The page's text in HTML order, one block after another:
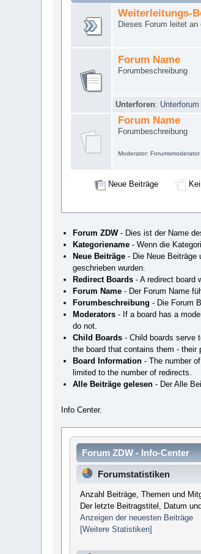
Weiterleitungs-
Dieses Forum leitet an
Forum Name
Forumbeschreibung
Unterforen: Unterforum
Forum Name
Forumbeschreibung
Moderator: Forumsmoderator
Neue Beiträge
Forum ZDW- Dies ist der Name
Kategoriename - Wenn die
Neue Beiträge - Die Neue Beiträge
geschrieben wurden.
Redirect Boards - A redirect board
Forum Name - Der Forum Name
Forumbeschreibung - Die Forum
Moderators - If a board has a
do not.
Child Boards - Child boards serve
the board that contains them - their
Board Information - The number
limited to the number of redirects.
Alle Beiträge gelesen - Der Alle
Info Center.
Forum ZDW - Info-Center
Forumstatistiken
Anzahl Beiträge, Themen und
Der letzte Beitragstitel, Datum
Anzeigen der neuesten Beiträge
[Weitere Statistiken]